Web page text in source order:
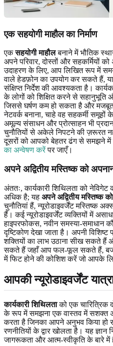
एक सहयोगी माहौल का निर्माण
एकसहयोगी माहौलबनाने में भौतिक
अपने परिवार, दोस्तों और सहकर्मियों
उदाहरण के लिए, आप लिखित रूप में
वाले हेडफ़ोन का उपयोग कर सकते हैं,
संक्षिप्त निर्देश की आवश्यकता है।
के लोगों को शिक्षित करने से सहानुभूति
जिससे घर्षण कम हो सकता है और
नेटवर्क बनाना, चाहे वह सहकर्मी समूहों
अमूल्य संसाधन और प्रोत्साहन भी
चुनौतियों से अकेले निपटने की ज़रूरत
दूसरों को आपको बेहतर ढंग से समझने में
का अन्वेषण करेंपर जाएँ।
अपने अद्वितीय मस्तिष्क को
अंततः, कार्यकारी शिथिलता को
अधिक है; यह अपने अद्वितीय मस्तिष्क
चुनौतियां हैं, न्यूरोडाइवर्जेंट मस्तिष्क
हैं। कई न्यूरोडाइवर्जेंट व्यक्तियों में
हाइपरफोकस, नवीन समस्या-समाधान
दृष्टिकोण देखा जाता है। अपनी
शक्तियों का लाभ उठाना सीख सकते हैं
सकते हैं जहाँ आप फल-फूल सकते हैं,
में फिट होने की कोशिश करें जो आपके
आपकी न्यूरोडाइवर्जेंट
कार्यकारी शिथिलताको एक चारित्रिक
के रूप में समझना एक वास्तव में सशक्त
करता है जिनका आपने अनुभव किया
रणनीतियों के द्वार खोलता है। यह
जागरूकता और आत्म-स्वीकृति के बारे में